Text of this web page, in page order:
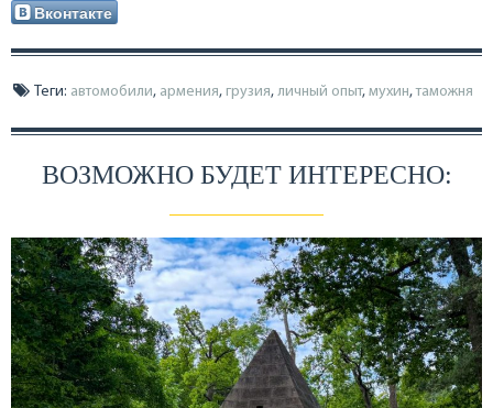
Вконтакте
Теги: автомобили, армения, грузия, личный опыт, мухин,таможня
ВОЗМОЖНО БУДЕТ ИНТЕРЕСНО: